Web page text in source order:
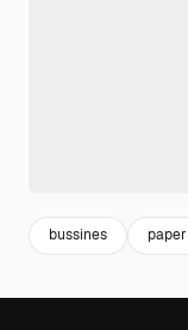
bussines paper